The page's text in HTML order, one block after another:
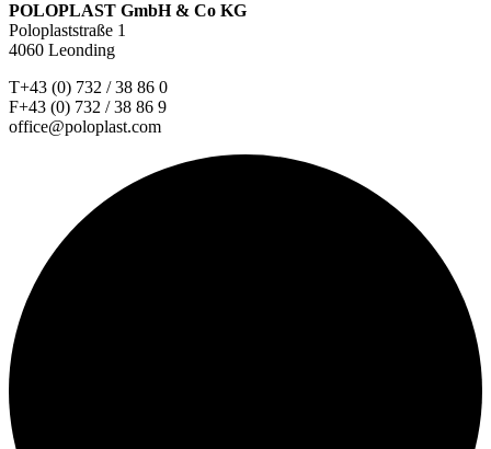
POLOPLAST GmbH & Co KG
Poloplaststraße 1
4060 Leonding
T+43 (0) 732 / 38 86 0
F+43 (0) 732 / 38 86 9
office@poloplast.com